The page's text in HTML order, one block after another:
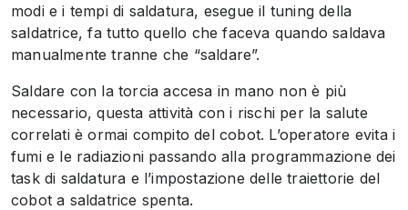
modi e i tempi di saldatura, esegue il tuning della
saldatrice, fa tutto quello che faceva quando saldava
manualmente tranne che “saldare”.
Saldare con la torcia accesa in mano non è più
necessario, questa attività con i rischi per la salute
correlati è ormai compito del cobot. L’operatore evita i
fumi e le radiazioni passando alla programmazione dei
task di saldatura e l’impostazione delle traiettorie del
cobot a saldatrice spenta.